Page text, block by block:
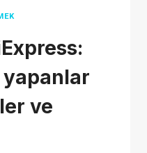
ve